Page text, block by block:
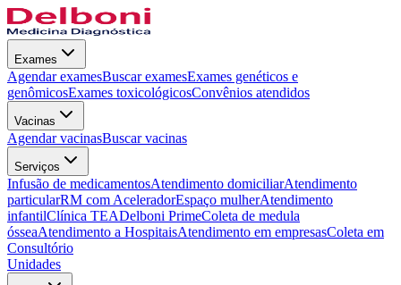
Exames
Agendar examesBuscar examesExames genéticos e
genômicosExames toxicológicosConvênios atendidos
Vacinas
Agendar vacinasBuscar vacinas
Serviços
Infusão de medicamentosAtendimento domiciliarAtendimento
particularRM com AceleradorEspaço mulherAtendimento
infantilClínica TEADelboni PrimeColeta de medula
ósseaAtendimento a HospitaisAtendimento em empresasColeta em
Consultório
Unidades